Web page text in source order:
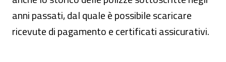
anni passati, dal quale è possibile scaricare
ricevute di pagamento e certificati assicurativi.